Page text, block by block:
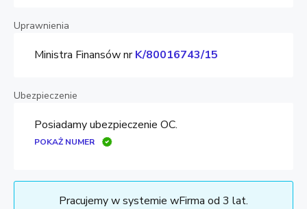
Uprawnienia
Ministra Finansów nrK/80016743/15
Ubezpieczenie
Posiadamy ubezpieczenie OC.
POKAŻ NUMER
Pracujemy w systemie wFirma od 3 lat.